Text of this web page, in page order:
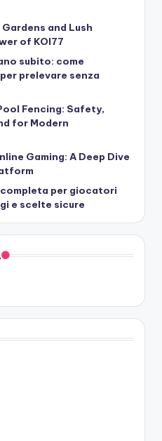
and Lush
of KOI77
subito: come
prelevare senza
Fencing: Safety,
for Modern
Gaming: A Deep Dive
completa per giocatori
e scelte sicure